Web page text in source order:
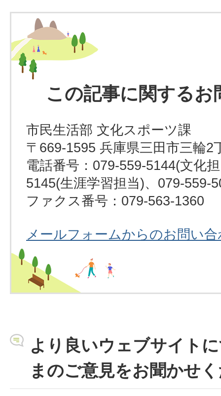
この記事に関するお
市民生活部 文化スポーツ課
〒669-1595 兵庫県三田市三輪2
電話番号：079-559-5144(文化
5145(生涯学習担当)、079-559-
ファクス番号：079-563-1360
メールフォームからのお問い
より良いウェブサイト
まのご意見をお聞かせ